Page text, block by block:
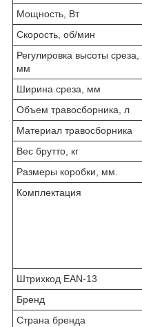
Мощность, Вт
Скорость, об/мин
Регулировка высоты среза,
мм
Ширина среза, мм
Объем травосборника, л
Материал травосборника
Вес брутто, кг
Размеры коробки, мм.
Комплектация
Штрихкод EAN-13
Бренд
Страна бренда